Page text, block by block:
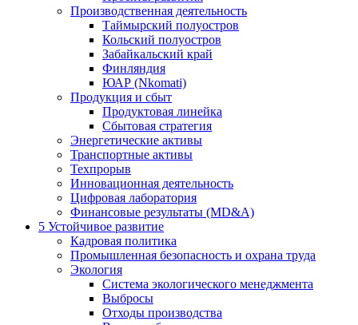
Производственная деятельность
Таймырский полуостров
Кольский полуостров
Забайкальский край
Финляндия
ЮАР (Nkomati)
Продукция и сбыт
Продуктовая линейка
Сбытовая стратегия
Энергетические активы
Транспортные активы
Техпрорыв
Инновационная деятельность
Цифровая лаборатория
Финансовые результаты (MD&A)
5 Устойчивое развитие
Кадровая политика
Промышленная безопасность и охрана труда
Экология
Система экологического менеджмента
Выбросы
Отходы производства